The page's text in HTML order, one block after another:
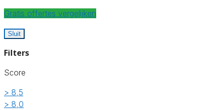
Gratis offertes vergelijken
Sluit
Filters
Score
> 8,5
> 8,0